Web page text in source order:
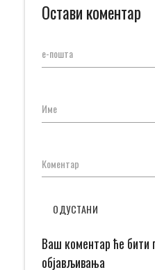
Остави коментар
е-пошта
Име
Коментар
ОДУСТАНИ
Ваш коментар ће бити
објављивања